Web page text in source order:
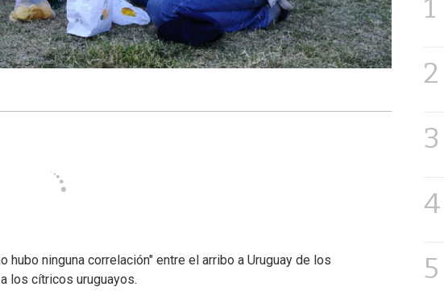
ninguna correlación" entre el arribo a Uruguay de los
los cítricos uruguayos.
1
2
3
4
5